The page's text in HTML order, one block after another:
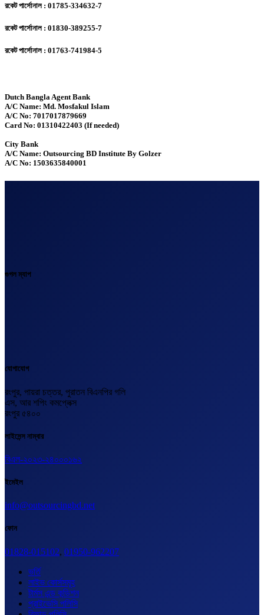
রকেট পার্সোনাল : 01785-334632-7
রকেট পার্সোনাল : 01830-389255-7
রকেট পার্সোনাল : 01763-741984-5
Dutch Bangla Agent Bank
A/C Name: Md. Mosfakul Islam
A/C No: 7017017879669
Card No: 01310422403 (If needed)
City Bank
A/C Name: Outsourcing BD Institute By Golzer
A/C No: 1503635840001
গুগল ম্যাপ
যোগাযোগ
রংপুর, পায়রা চত্তর, পুরাতন বিএনপির গলি
এস, আর শপিং কমপ্লেক্স
রংপুর ৫৪০০
লাইসেন্স নাম্বার
বিএল-২০২৩-২৪০০০১৬২
ইমেইল
info@outsourcingbd.net
ফোন
01828-015102, 01950-962207
ভর্তি
লাইভ কোর্সসমূহ
টার্মস এন্ড কন্ডিশন
প্রাইভেসি পলিসি